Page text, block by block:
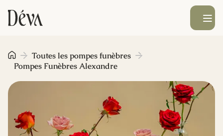
Obsèques
Prévoyance
Monument funéraire
Ouvrir le
Toutes les pompes funèbres
Pompes Funèbres Alexandre